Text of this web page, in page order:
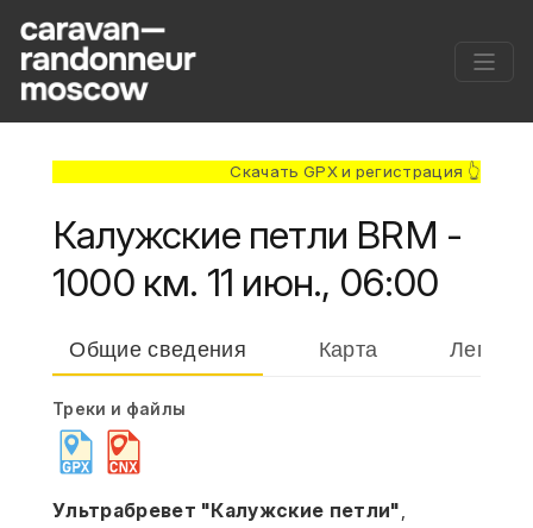
Скачать GPX и регистрация 👆
Калужские петли BRM -
1000 км. 11 июн., 06:00
Общие сведения Карта
Треки и файлы
Ультрабревет "Калужские петли"